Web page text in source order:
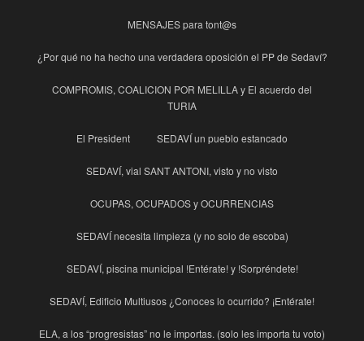
MENSAJES para tont@s
¿Por qué no ha hecho una verdadera oposición el PP de Sedaví?
COMPROMIS, COALICION POR MELILLA y El acuerdo del
TURIA
El President SEDAVÍ un pueblo estancado
SEDAVÍ, vial SANT ANTONI, visto y no visto
OCUPAS, OCUPADOS y OCURRENCIAS
SEDAVÍ necesita limpieza (y no solo de escoba)
SEDAVÍ, piscina municipal !Entérate! y !Sorpréndete!
SEDAVÍ, Edificio Multiusos ¿Conoces lo ocurrido? ¡Entérate!
ELA, a los “progresistas” no le importas. (solo les importa tu voto)